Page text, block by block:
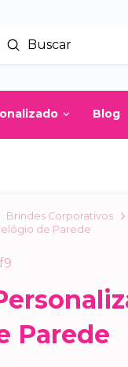
Buscar
Enviar
Blog
Brindes Corporativos
de Parede
Parede